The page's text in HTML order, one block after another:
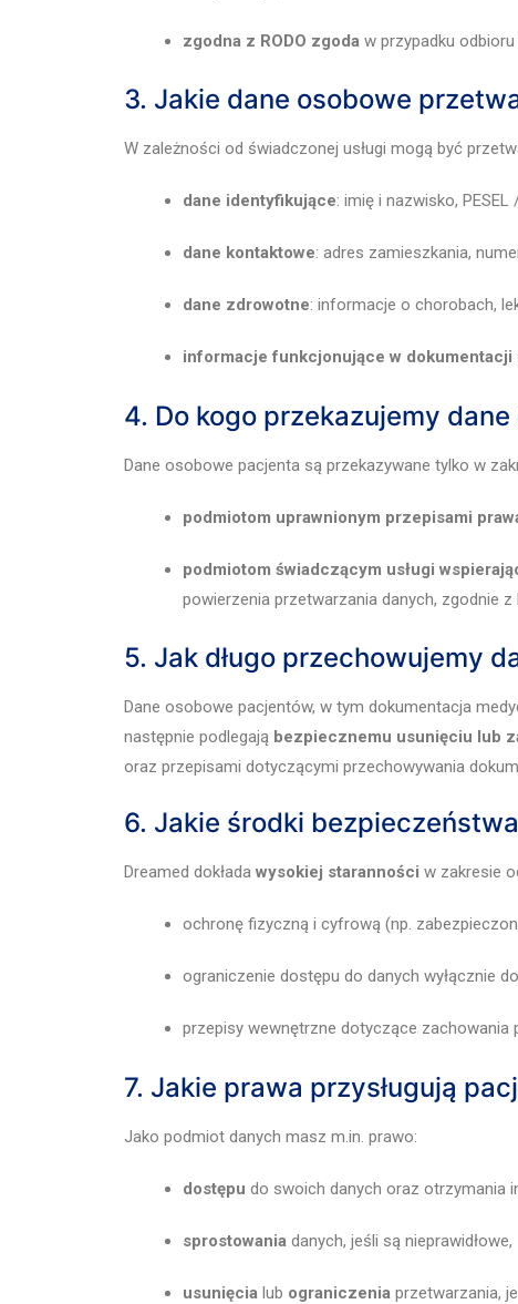
zgodna z RODO zgoda w przypadku
3. Jakie dane osobowe
W zależności od świadczonej usługi mogą być
dane identyfikujące: imię i nazwisko,
dane kontaktowe: adres zamieszkania,
dane zdrowotne: informacje o chorobach,
informacje funkcjonujące w dokumentacji
4. Do kogo przekazujemy
Dane osobowe pacjenta są przekazywane tylko w
podmiotom uprawnionym przepisami
podmiotom świadczącym usługi
powierzenia przetwarzania danych, zgodnie z
5. Jak długo przechowujemy
Dane osobowe pacjentów, w tym dokumentacja
następnie podlegają bezpiecznemu usunięciu lub
oraz przepisami dotyczącymi przechowywania
6. Jakie środki
Dreamed dokłada wysokiej staranności w zakresie
ochronę fizyczną i cyfrową (np.
ograniczenie dostępu do danych wyłącznie
przepisy wewnętrzne dotyczące zachowania
7. Jakie prawa przysługują
Jako podmiot danych masz m.in. prawo:
dostępu do swoich danych oraz otrzymania
sprostowania danych, jeśli są nieprawidłowe,
usunięcia lub ograniczenia przetwarzania,